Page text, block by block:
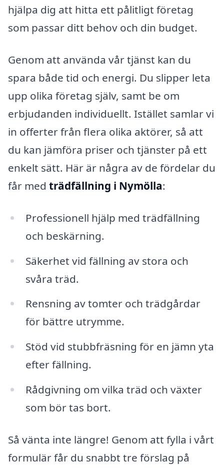
hjälpa dig att hitta ett pålitligt företag
som passar ditt behov och din budget.
Genom att använda vår tjänst kan du
spara både tid och energi. Du slipper leta
upp olika företag själv, samt be om
erbjudanden individuellt. Istället samlar vi
in offerter från flera olika aktörer, så att
du kan jämföra priser och tjänster på ett
enkelt sätt. Här är några av de fördelar du
får med trädfällning i Nymölla:
Professionell hjälp med trädfällning
och beskärning.
Säkerhet vid fällning av stora och
svåra träd.
Rensning av tomter och trädgårdar
för bättre utrymme.
Stöd vid stubbfräsning för en jämn yta
efter fällning.
Rådgivning om vilka träd och växter
som bör tas bort.
Så vänta inte längre! Genom att fylla i vårt
formulär får du snabbt tre förslag på